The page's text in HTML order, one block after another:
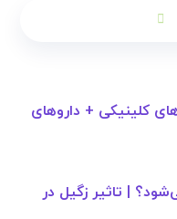
کلینیکی + داروهای
| تاثیر زگیل در